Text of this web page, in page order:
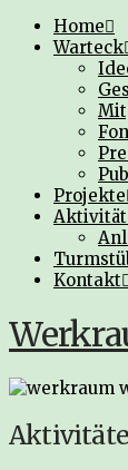
Home
Warteck
Projekte
Kontakt